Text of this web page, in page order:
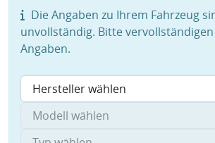
Die Angaben zu Ihrem Fahrzeug
unvollständig. Bitte vervollständigen
Angaben.